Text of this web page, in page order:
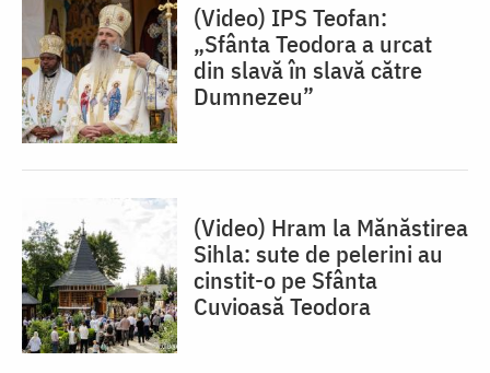
(Video) IPS Teofan:
„Sfânta Teodora a urcat
din slavă în slavă către
Dumnezeu”
(Video) Hram la Mănăstirea
Sihla: sute de pelerini au
cinstit-o pe Sfânta
Cuvioasă Teodora